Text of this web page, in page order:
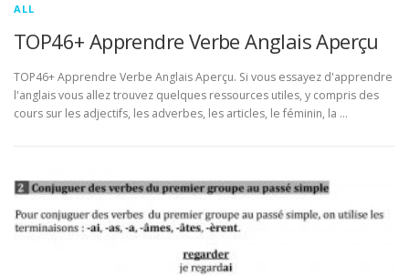
ALL
TOP46+ Apprendre Verbe Anglais Aperçu
TOP46+ Apprendre Verbe Anglais Aperçu. Si vous essayez d'apprendre
l'anglais vous allez trouvez quelques ressources utiles, y compris des
cours sur les adjectifs, les adverbes, les articles, le féminin, la …